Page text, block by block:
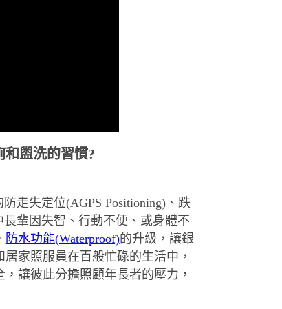
盥洗的習慣?
防走失定位(AGPS Positioning)、 跌
輩因失智、行動不便、或身體不
防水功能(Waterproof)的升級，讓銀
家照服員在百般忙碌的生活中，
讓彼此分擔照顧年長者的壓力，